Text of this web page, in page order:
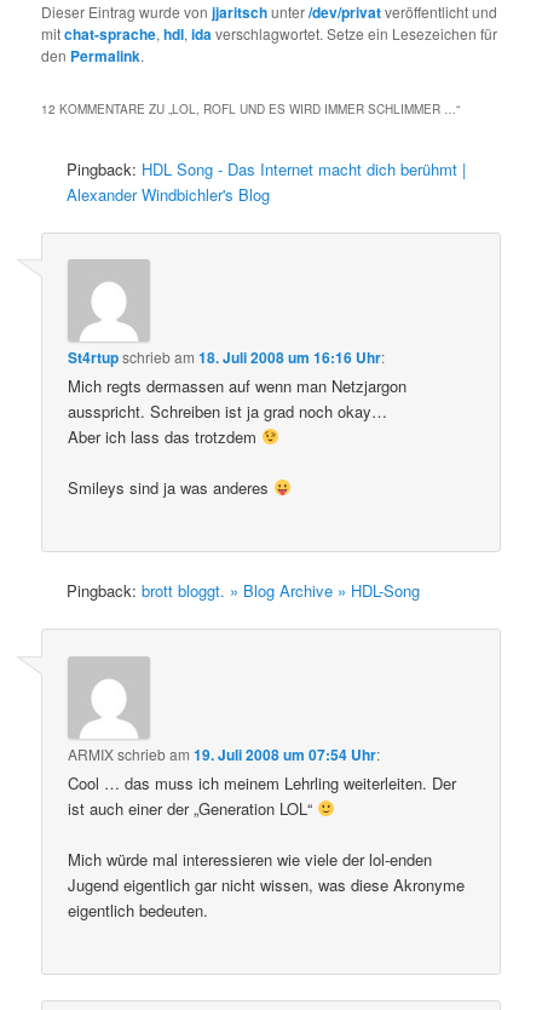
Dieser Eintrag wurde vonjjaritschunter/dev/privatveröffentlicht und
mitchat-sprache,hdl,idaverschlagwortet. Setze ein Lesezeichen für
den Permalink.
12 KOMMENTARE ZU „LOL, ROFL UND ES WIRD IMMER SCHLIMMER …“
Pingback: HDL Song - Das Internet macht dich berühmt |
Alexander Windbichler's Blog
St4rtupschriebam18. Juli 2008 um 16:16 Uhr:
Mich regts dermassen auf wenn man Netzjargon
ausspricht. Schreiben ist ja grad noch okay…
Aber ich lass das trotzdem
Smileys sind ja was anderes
Pingback:brott bloggt. » Blog Archive » HDL-Song
ARMIXschriebam19. Juli 2008 um 07:54 Uhr:
Cool … das muss ich meinem Lehrling weiterleiten. Der
ist auch einer der „Generation LOL“
Mich würde mal interessieren wie viele der lol-enden
Jugend eigentlich gar nicht wissen, was diese Akronyme
eigentlich bedeuten.